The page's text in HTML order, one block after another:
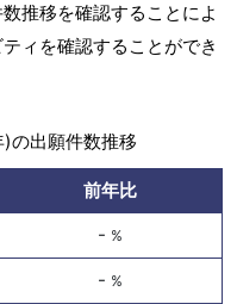
推移を確認することによ
ィを確認することができ
の出願件数推移
前年比
- %
- %